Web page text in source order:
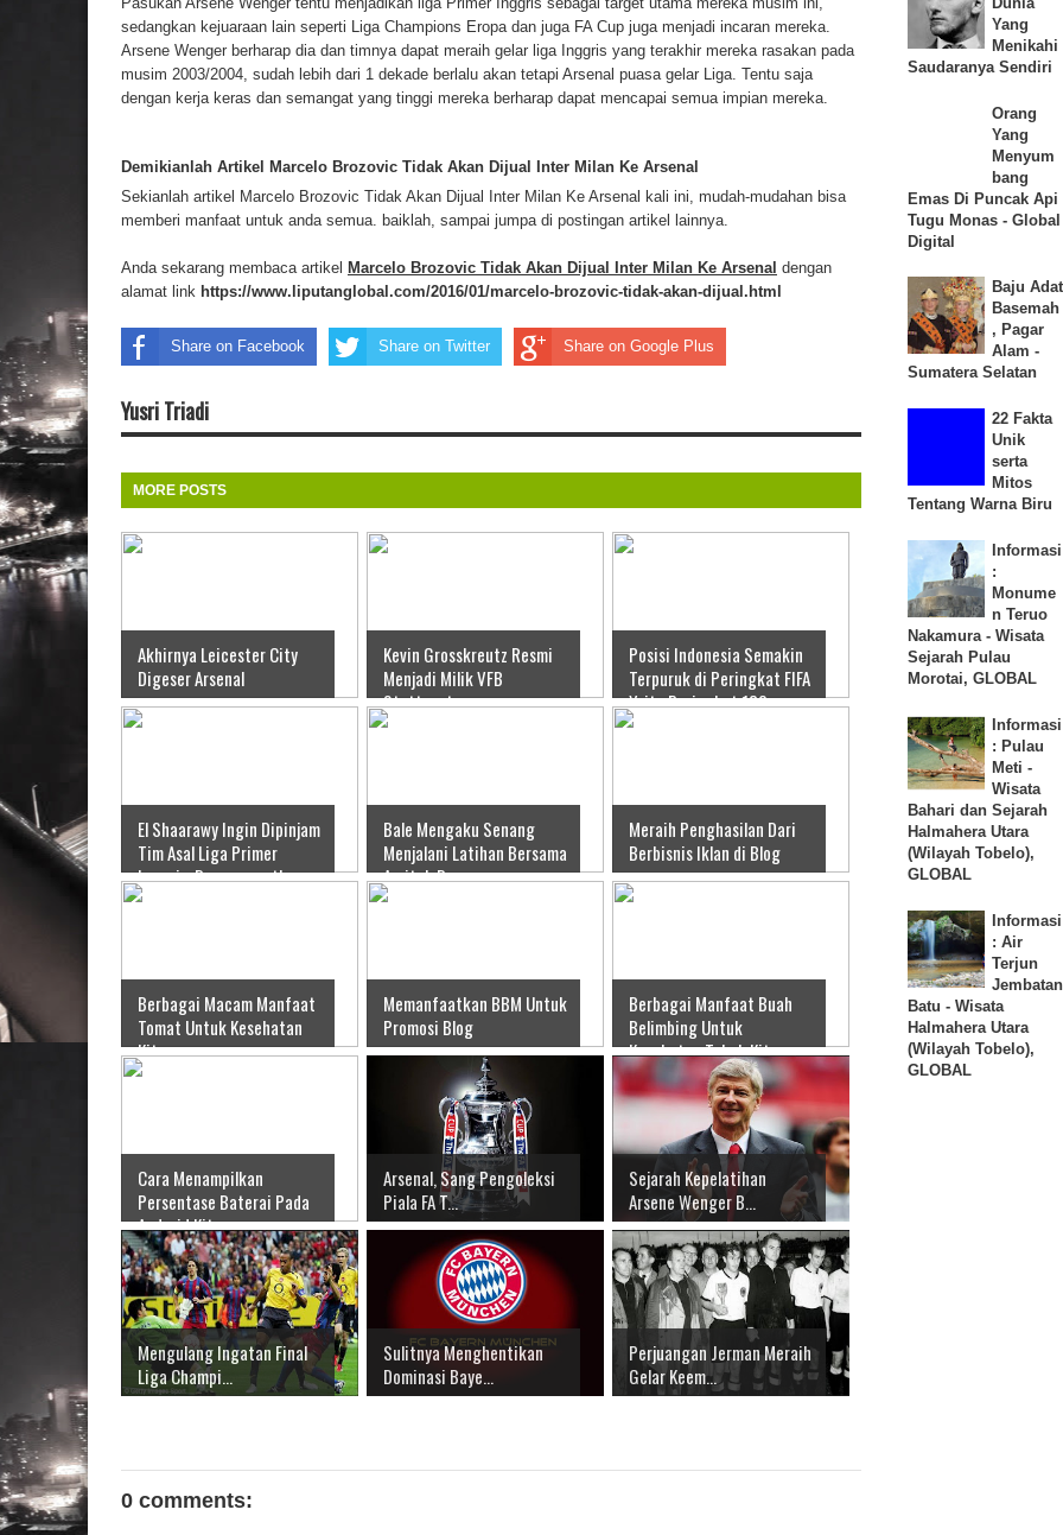
Yang
Menikahi
Saudaranya Sendiri
Orang
Yang
Menyum
bang
Emas Di Puncak Api
Tugu Monas - Global
Digital
Baju Adat
Basemah
, Pagar
Alam -
Sumatera Selatan
22 Fakta
Unik
serta
Mitos
Tentang Warna Biru
Informasi
:
Monume
n Teruo
Nakamura - Wisata
Sejarah Pulau
Morotai, GLOBAL
Informasi
: Pulau
Meti -
Wisata
Bahari dan Sejarah
Halmahera Utara
(Wilayah Tobelo),
GLOBAL
Informasi
: Air
Terjun
Jembatan
Batu - Wisata
Halmahera Utara
(Wilayah Tobelo),
GLOBAL
sedangkan kejuaraan lain seperti Liga Champions Eropa dan juga FA Cup juga menjadi incaran mereka.
Arsene Wenger berharap dia dan timnya dapat meraih gelar liga Inggris yang terakhir mereka rasakan pada
musim 2003/2004, sudah lebih dari 1 dekade berlalu akan tetapi Arsenal puasa gelar Liga. Tentu saja
dengan kerja keras dan semangat yang tinggi mereka berharap dapat mencapai semua impian mereka.
Demikianlah Artikel Marcelo Brozovic Tidak Akan Dijual Inter Milan Ke Arsenal
Sekianlah artikel Marcelo Brozovic Tidak Akan Dijual Inter Milan Ke Arsenal kali ini, mudah-mudahan bisa
memberi manfaat untuk anda semua. baiklah, sampai jumpa di postingan artikel lainnya.
Anda sekarang membaca artikel Marcelo Brozovic Tidak Akan Dijual Inter Milan Ke Arsenal dengan
alamat link https://www.liputanglobal.com/2016/01/marcelo-brozovic-tidak-akan-dijual.html
Share on Facebook Share on Twitter Share on Google Plus
Yusri Triadi
MORE POSTS
Akhirnya Leicester City
Digeser Arsenal
Kevin Grosskreutz Resmi
Menjadi Milik VFB
Stuttgart
Posisi Indonesia Semakin
Terpuruk di Peringkat FIFA
Yaitu Peringkat 180
El Shaarawy Ingin Dipinjam
Tim Asal Liga Primer
Inggris, Bournemouth
Bale Mengaku Senang
Menjalani Latihan Bersama
Arsitek Baru
Meraih Penghasilan Dari
Berbisnis Iklan di Blog
Berbagai Macam Manfaat
Tomat Untuk Kesehatan
Kita
Memanfaatkan BBM Untuk
Promosi Blog
Berbagai Manfaat Buah
Belimbing Untuk
Kesehatan Tubuh Kita
Cara Menampilkan
Persentase Baterai Pada
Android Kita
Arsenal, Sang Pengoleksi
Piala FA T...
Sejarah Kepelatihan
Arsene Wenger B...
Mengulang Ingatan Final
Liga Champi...
Sulitnya Menghentikan
Dominasi Baye...
Perjuangan Jerman Meraih
Gelar Keem...
0 comments: